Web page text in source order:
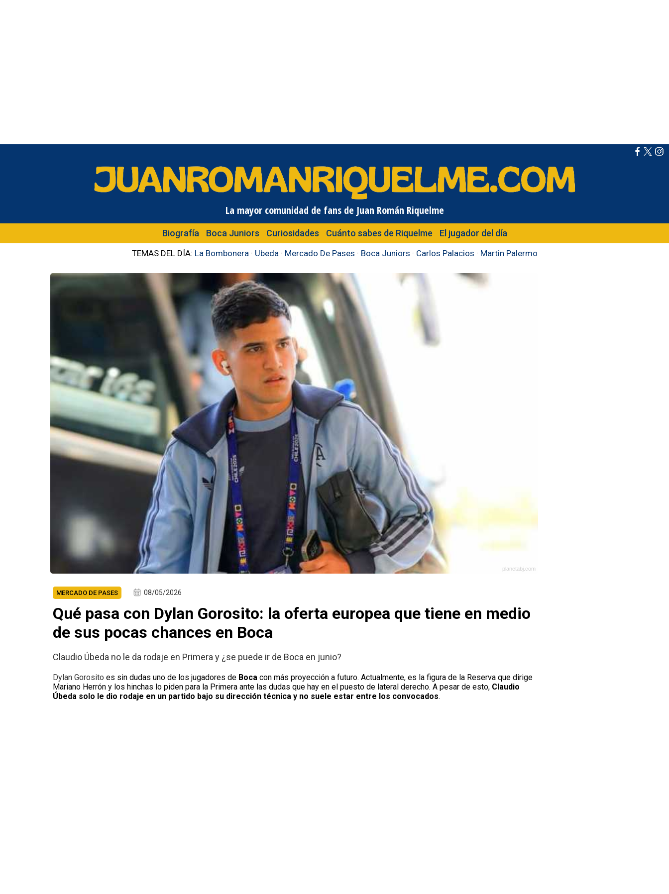
La mayor comunidad de fans de Juan Román Riquelme
Biografía Boca Juniors Curiosidades Cuánto sabes de Riquelme El jugador del día
TEMAS DEL DÍA: La Bombonera · Ubeda · Mercado De Pases · Boca Juniors · Carlos Palacios · Martin Palermo
planetabj.com
MERCADO DE PASES 08/05/2026
Qué pasa con Dylan Gorosito: la oferta europea que tiene en medio
de sus pocas chances en Boca
Claudio Úbeda no le da rodaje en Primera y ¿se puede ir de Boca en junio?
Dylan Gorosito es sin dudas uno de los jugadores de Boca con más proyección a futuro. Actualmente, es la figura de la Reserva que dirige
Mariano Herrón y los hinchas lo piden para la Primera ante las dudas que hay en el puesto de lateral derecho. A pesar de esto, Claudio
Úbeda solo le dio rodaje en un partido bajo su dirección técnica y no suele estar entre los convocados.